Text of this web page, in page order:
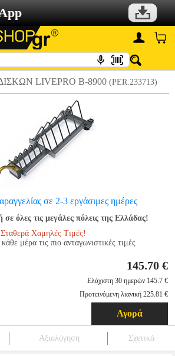
LIVEPRO Β-8900 (PER.233713)
σε 2-3 εργάσιμες ημέρες
όλες τις μεγάλες πόλεις της Ελλάδας!
Σταθερά Χαμηλές Τιμές!
μέρα τις πιο ανταγωνιστικές τιμές
145.70 €
Ελάχιστη 30 ημερών 145.7 €
Προτεινόμενη λιανική 225.81 €
Αγορά
Αξιολόγηση Σχετικά